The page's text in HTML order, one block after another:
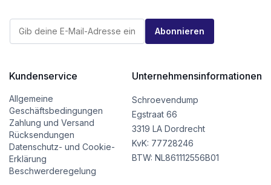
a
E
M
a
i
l
E
-
M
a
E
M
l
Abonnieren
Kundenservice
Allgemeine
Geschäftsbedingungen
Zahlung und Versand
Rücksendungen
Datenschutz- und Cookie-
Erklärung
Beschwerderegelung
Unternehmensinformationen
Schroevendump
Egstraat 66
3319 LA Dordrecht
KvK: 77728246
BTW: NL861112556B01